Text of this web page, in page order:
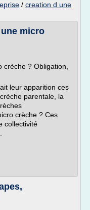
/ creation d une
micro
? Obligation,
leur apparition ces
parentale, la
crèche ? Ces
collectivité